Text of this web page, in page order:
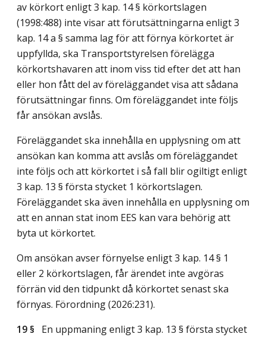
av körkort enligt 3 kap. 14 § körkortslagen
(1998:488) inte visar att förutsättningarna enligt 3
kap. 14 a § samma lag för att förnya körkortet är
uppfyllda, ska Transportstyrelsen förelägga
körkortshavaren att inom viss tid efter det att han
eller hon fått del av föreläggandet visa att sådana
förutsättningar finns. Om föreläggandet inte följs
får ansökan avslås.
Föreläggandet ska innehålla en upplysning om att
ansökan kan komma att avslås om föreläggandet
inte följs och att körkortet i så fall blir ogiltigt enligt
3 kap. 13 § första stycket 1 körkortslagen.
Föreläggandet ska även innehålla en upplysning om
att en annan stat inom EES kan vara behörig att
byta ut körkortet.
Om ansökan avser förnyelse enligt 3 kap. 14 § 1
eller 2 körkortslagen, får ärendet inte avgöras
förrän vid den tidpunkt då körkortet senast ska
förnyas. Förordning (2026:231).
19 § En uppmaning enligt 3 kap. 13 § första stycket